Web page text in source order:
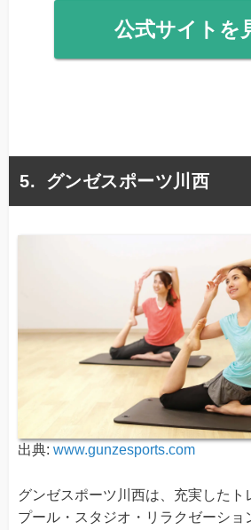
公式サイトを
グンゼスポーツ川西
出典: www.gunzesports.com
グンゼスポーツ川西は、充実したト
プール・スタジオ・リラクゼーショ